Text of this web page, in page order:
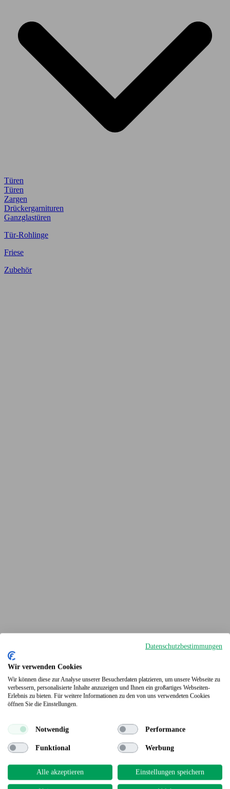
Türen
Türen
Zargen
Drückergarnituren
Ganzglastüren
Tür-Rohlinge
Friese
Zubehör
Terrassendielen
Datenschutzbestimmungen
Wir verwenden Cookies
Wir können diese zur Analyse unserer Besucherdaten platzieren, um unsere Webseite zu
verbessern, personalisierte Inhalte anzuzeigen und Ihnen ein großartiges Webseiten-
Erlebnis zu bieten. Für weitere Informationen zu den von uns verwendeten Cookies
öffnen Sie die Einstellungen.
Notwendig Performance
Funktional Werbung
Alle akzeptieren Einstellungen speichern